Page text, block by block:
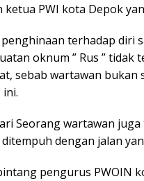
ketua PWI kota Depok
terhadap diri
oknum ” Rus ”
sebab wartawan
ini.
Seorang wartawan
ditempuh dengan jalan
pengurus PWOIN